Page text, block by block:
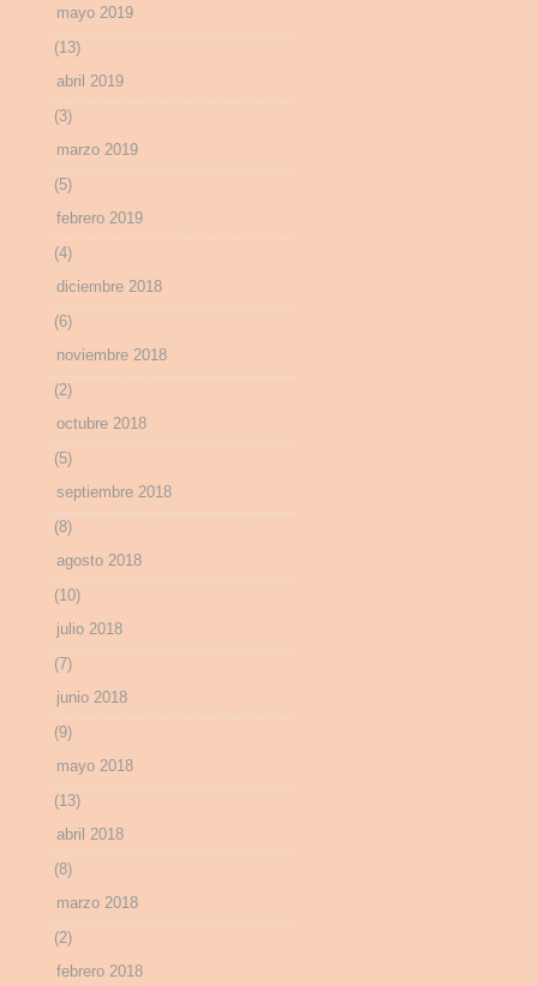
mayo 2019
(13)
abril 2019
(3)
marzo 2019
(5)
febrero 2019
(4)
diciembre 2018
(6)
noviembre 2018
(2)
octubre 2018
(5)
septiembre 2018
(8)
agosto 2018
(10)
julio 2018
(7)
junio 2018
(9)
mayo 2018
(13)
abril 2018
(8)
marzo 2018
(2)
febrero 2018